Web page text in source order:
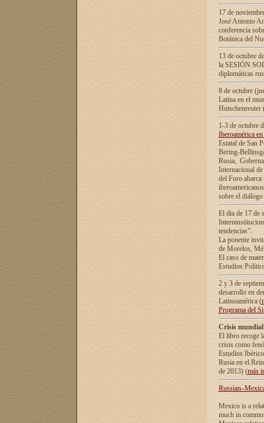
17 de
José Antonio
conferencia
Botánica del
13 de octubre
la SESIÓN
diplomáticas
8 de octubre
Latina en el
1-3 de octubre
Iberoamérica
Estatal de San
Bering-
Rusia,
Internacional
del Foro
sobre el
El dia de 17 de
tendencias”.
La ponente
de Morelos,
El caso de
Estudios
2 y 3 de
desarrollo en
Latinoamérica (
Programa del
Crisis
El libro recoge
crisis como
Estudios
Rusia en el
de 2013) (más
Mexico is a
much in